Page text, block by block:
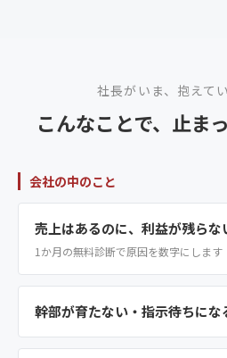
社長がいま、抱えて
こんなことで、止ま
会社の中のこと
売上はあるのに、利益が残らな
1か月の無料診断で原因を数字にします
幹部が育たない・指示待ちにな